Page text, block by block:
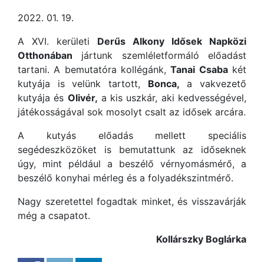
2022. 01. 19.
A XVI. kerületi Derűs Alkony Idősek Napközi
Otthonában jártunk szemléletformáló előadást
tartani. A bemutatóra kollégánk,Tanai Csabakét
kutyája is velünk tartott, Bonca, a vakvezető
kutyája és Olivér, a kis uszkár, aki kedvességével,
játékosságával sok mosolyt csalt az idősek arcára.
A kutyás előadás mellett speciális
segédeszközöket is bemutattunk az időseknek
úgy, mint például a beszélő vérnyomásmérő, a
beszélő konyhai mérleg és a folyadékszintmérő.
Nagy szeretettel fogadtak minket, és visszavárják
még a csapatot.
Kollárszky Boglárka